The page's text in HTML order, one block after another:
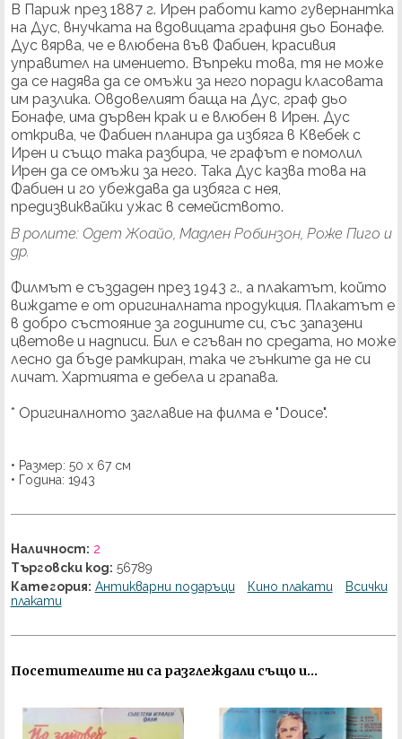
В Париж през 1887 г. Ирен работи като гувернантка
на Дус, внучката на вдовицата графиня дьо Бонафе.
Дус вярва, че е влюбена във Фабиен, красивия
управител на имението. Въпреки това, тя не може
да се надява да се омъжи за него поради класовата
им разлика. Овдовелият баща на Дус, граф дьо
Бонафе, има дървен крак и е влюбен в Ирен. Дус
открива, че Фабиен планира да избяга в Квебек с
Ирен и също така разбира, че графът е помолил
Ирен да се омъжи за него. Така Дус казва това на
Фабиен и го убеждава да избяга с нея,
предизвиквайки ужас в семейството.
В ролите: Одет Жоайо, Мадлен Робинзон, Роже Пиго и
др.
Филмът е създаден през 1943 г., а плакатът, който
виждате е от оригиналната продукция. Плакатът е
в добро състояние за годините си, със запазени
цветове и надписи. Бил е сгъван по средата, но може
лесно да бъде рамкиран, така че гънките да не си
личат. Хартията е дебела и грапава.
* Оригиналното заглавие на филма е "Douce".
• Размер: 50 х 67 см
• Година: 1943
Наличност: 2
Търговски код: 56789
Категория: Антикварни подаръци Кино плакати
Всички
плакати
Посетителите ни са разглеждали също и...